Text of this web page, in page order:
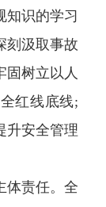
知识的学习
刻汲取事故
固树立以人
红线底线;
升安全管理
责任。全